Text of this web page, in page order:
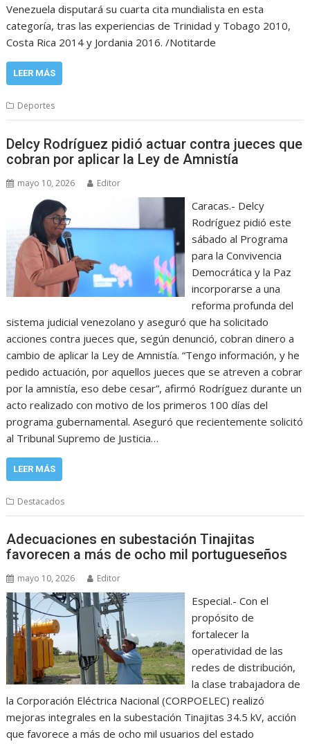
Venezuela disputará su cuarta cita mundialista en esta
categoría, tras las experiencias de Trinidad y Tobago 2010,
Costa Rica 2014 y Jordania 2016. /Notitarde
LEER MÁS
Deportes
Delcy Rodríguez pidió actuar contra jueces que
cobran por aplicar la Ley de Amnistía
mayo 10, 2026 Editor
Caracas.- Delcy
Rodríguez pidió este
sábado al Programa
para la Convivencia
Democrática y la Paz
incorporarse a una
reforma profunda del
sistema judicial venezolano y aseguró que ha solicitado
acciones contra jueces que, según denunció, cobran dinero a
cambio de aplicar la Ley de Amnistía. “Tengo información, y he
pedido actuación, por aquellos jueces que se atreven a cobrar
por la amnistía, eso debe cesar”, afirmó Rodríguez durante un
acto realizado con motivo de los primeros 100 días del
programa gubernamental. Aseguró que recientemente solicitó
al Tribunal Supremo de Justicia…
LEER MÁS
Destacados
Adecuaciones en subestación Tinajitas
favorecen a más de ocho mil portugueseños
mayo 10, 2026 Editor
Especial.- Con el
propósito de
fortalecer la
operatividad de las
redes de distribución,
la clase trabajadora de
la Corporación Eléctrica Nacional (CORPOELEC) realizó
mejoras integrales en la subestación Tinajitas 34.5 kV, acción
que favorece a más de ocho mil usuarios del estado